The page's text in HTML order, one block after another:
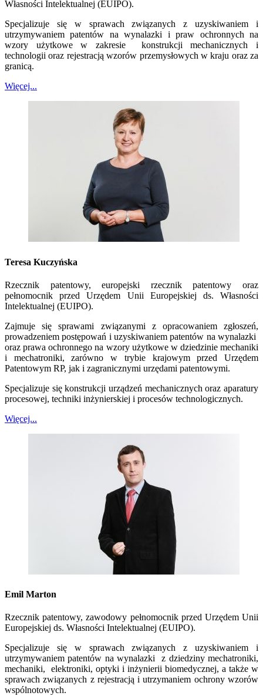
Własności Intelektualnej (EUIPO).
Specjalizuje się w sprawach związanych z uzyskiwaniem i
utrzymywaniem patentów na wynalazki i praw ochronnych na
wzory użytkowe w zakresie konstrukcji mechanicznych i
technologii oraz rejestracją wzorów przemysłowych w kraju oraz za
granicą.
Więcej...
Teresa Kuczyńska
Rzecznik patentowy, europejski rzecznik patentowy oraz
pełnomocnik przed Urzędem Unii Europejskiej ds. Własności
Intelektualnej (EUIPO).
Zajmuje się sprawami związanymi z opracowaniem zgłoszeń,
prowadzeniem postępowań i uzyskiwaniem patentów na wynalazki
oraz prawa ochronnego na wzory użytkowe w dziedzinie mechaniki
i mechatroniki, zarówno w trybie krajowym przed Urzędem
Patentowym RP, jak i zagranicznymi urzędami patentowymi.
Specjalizuje się konstrukcji urządzeń mechanicznych oraz aparatury
procesowej, techniki inżynierskiej i procesów technologicznych.
Więcej...
Emil Marton
Rzecznik patentowy, zawodowy pełnomocnik przed Urzędem Unii
Europejskiej ds. Własności Intelektualnej (EUIPO).
Specjalizuje się w sprawach związanych z uzyskiwaniem i
utrzymywaniem patentów na wynalazki z dziedziny mechatroniki,
mechaniki, elektroniki, optyki i inżynierii biomedycznej, a także w
sprawach związanych z rejestracją i utrzymaniem ochrony wzorów
wspólnotowych.